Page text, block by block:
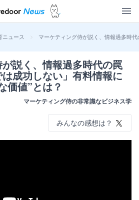
ニュース > マーケティング侍が説く、情報過多時
説く、情報過多時代の罠
は成功しない」有料情報に
価値”とは？
マーケティング侍の非常識なビジネス学
みんなの感想は？